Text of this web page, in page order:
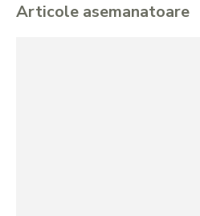
Articole asemanatoare